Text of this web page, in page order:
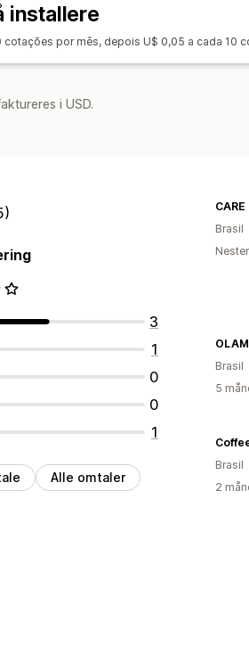
installere
cotações por mês, depois U$ 0,05 a cada 10
i USD.
3
1
0
0
1
Alle omtaler
Brasil
OLAM
Brasil
5
Brasil
2